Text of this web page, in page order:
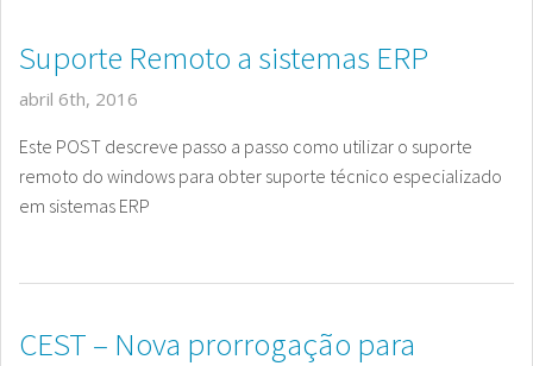
Suporte Remoto a sistemas ERP
abril 6th, 2016
Este POST descreve passo a passo como utilizar o suporte
remoto do windows para obter suporte técnico especializado
em sistemas ERP
CEST – Nova prorrogação para